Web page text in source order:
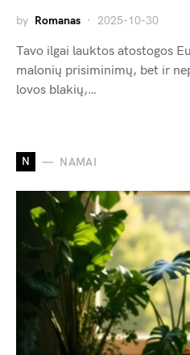
by Romanas 2025-10-30
Tavo ilgai lauktos atostogos
malonių prisiminimų, bet ir
lovos blakių,…
N NAMAI